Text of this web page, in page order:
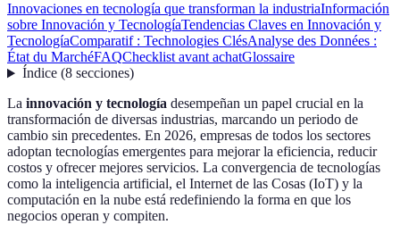
Innovaciones en tecnología que transforman la industriaInformación
sobre Innovación y TecnologíaTendencias Claves en Innovación y
TecnologíaComparatif : Technologies ClésAnalyse des Données :
État du MarchéFAQChecklist avant achatGlossaire
Índice(8 secciones)
La innovación y tecnología desempeñan un papel crucial en la
transformación de diversas industrias, marcando un periodo de
cambio sin precedentes. En 2026, empresas de todos los sectores
adoptan tecnologías emergentes para mejorar la eficiencia, reducir
costos y ofrecer mejores servicios. La convergencia de tecnologías
como la inteligencia artificial, el Internet de las Cosas (IoT) y la
computación en la nube está redefiniendo la forma en que los
negocios operan y compiten.